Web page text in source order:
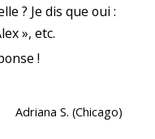
? Je dis que oui :
», etc.
!
Adriana S. (Chicago)